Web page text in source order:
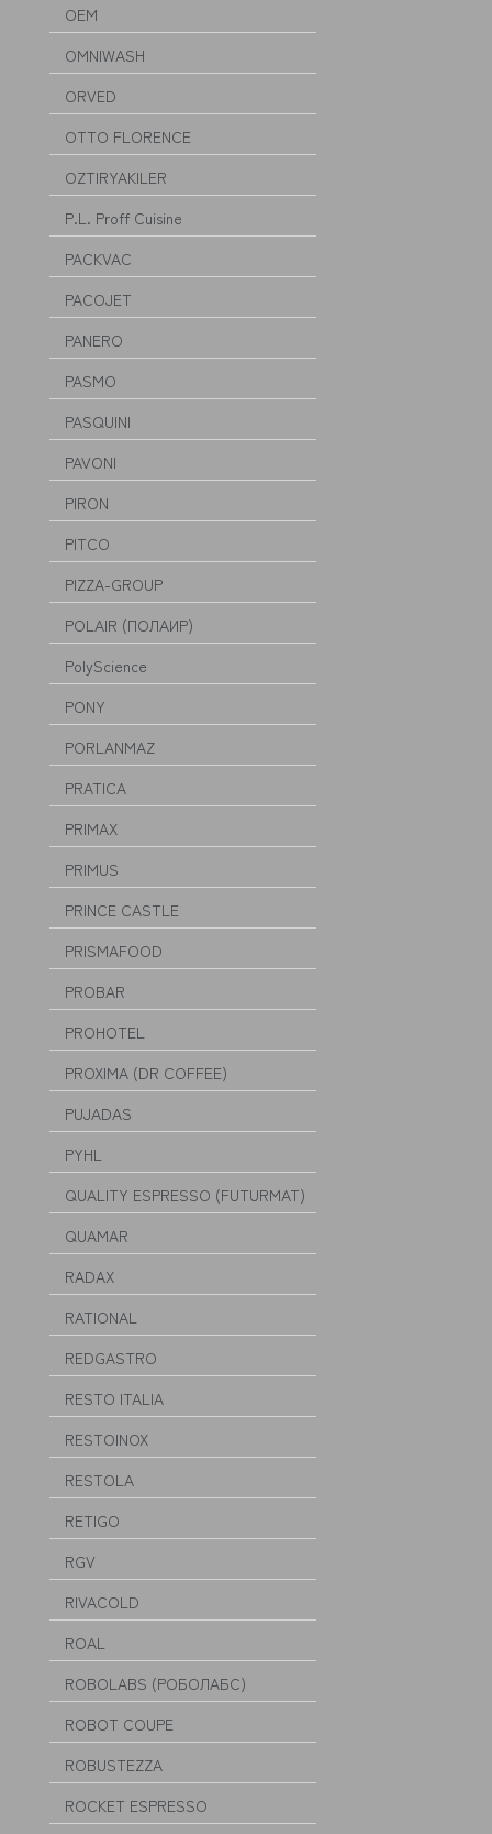
OEM
OMNIWASH
ORVED
OTTO FLORENCE
OZTIRYAKILER
P.L. Proff Cuisine
PACKVAC
PACOJET
PANERO
PASMO
PASQUINI
PAVONI
PIRON
PITCO
PIZZA-GROUP
POLAIR (ПОЛАИР)
PolyScience
PONY
PORLANMAZ
PRATICA
PRIMAX
PRIMUS
PRINCE CASTLE
PRISMAFOOD
PROBAR
PROHOTEL
PROXIMA (DR COFFEE)
PUJADAS
PYHL
QUALITY ESPRESSO (FUTURMAT)
QUAMAR
RADAX
RATIONAL
REDGASTRO
RESTO ITALIA
RESTOINOX
RESTOLA
RETIGO
RGV
RIVACOLD
ROAL
ROBOLABS (РОБОЛАБС)
ROBOT COUPE
ROBUSTEZZA
ROCKET ESPRESSO